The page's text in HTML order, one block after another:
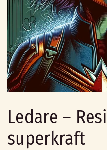
Ledare –
superkraft